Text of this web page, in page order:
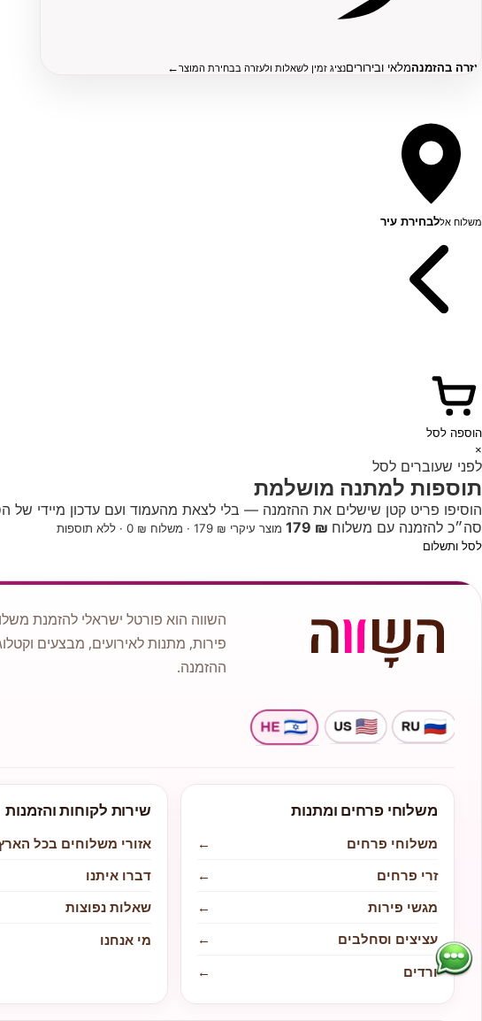
עזרה בהזמנהמלאי ובירוריםנציג זמין לשאלות ולעזרה בבחירת המוצר←
משלוח אללבחירת עיר
הוספה לסל
×
לפני שעוברים לסל
תוספות למתנה מושלמת
הוסיפו פריט קטן שישלים את ההזמנה — בלי לצאת מהעמוד ועם עדכון מיידי של
סה״כ להזמנה עם משלוח ₪ 179 מוצר עיקרי ₪ 179 · משלוח ₪ 0 · ללא תוספות
לסל ותשלום
השווה הוא פורטל ישראלי להזמנת
פירות, מתנות לאירועים, מבצעים
ההזמנה.
משלוחי פרחים ומתנות
משלוחי פרחים
←
זרי פרחים
←
מגשי פירות
←
עציצים וסחלבים
←
ורדים
←
שירות לקוחות והזמנות
אזורי משלוחים בכל
דברו איתנו
שאלות נפוצות
מי אנחנו